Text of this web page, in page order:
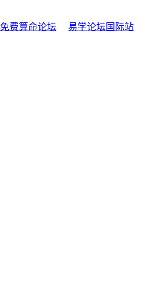
免费算命论坛 易学论坛国际站